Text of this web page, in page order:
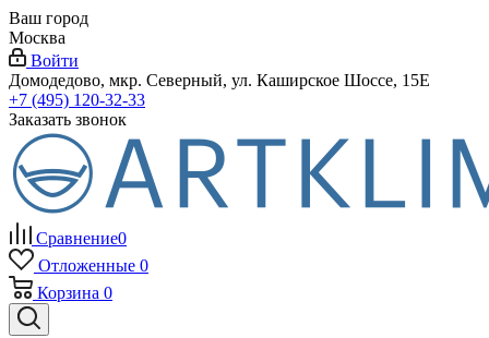
Ваш город
Москва
Войти
Домодедово, мкр. Северный, ул. Каширское Шоссе, 15Е
+7 (495) 120-32-33
Заказать звонок
Сравнение0
Отложенные 0
Корзина 0